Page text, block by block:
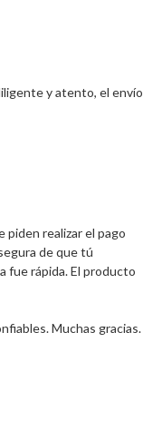
y atento, el envío
piden realizar el pago
de que tú
fue rápida. El producto
Muchas gracias.